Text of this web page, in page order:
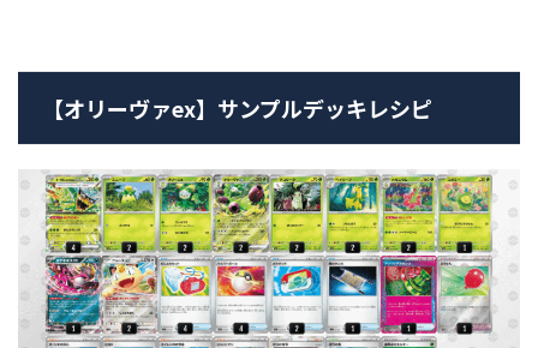
【オリーヴァex】サンプルデッキレシピ